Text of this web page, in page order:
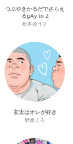
つぶやきかるだでさらえ
るgAy to Z
松本ゆうす
玄太はオレが好き
野原くろ